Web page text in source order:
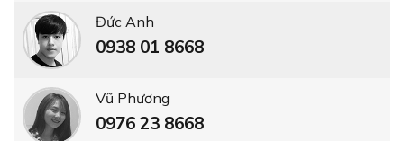
Đức Anh
0938 01 8668
Vũ Phương
0976 23 8668